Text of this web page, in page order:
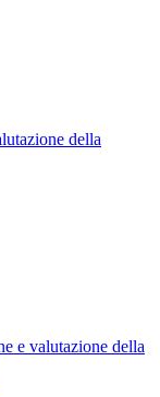
della
e valutazione della